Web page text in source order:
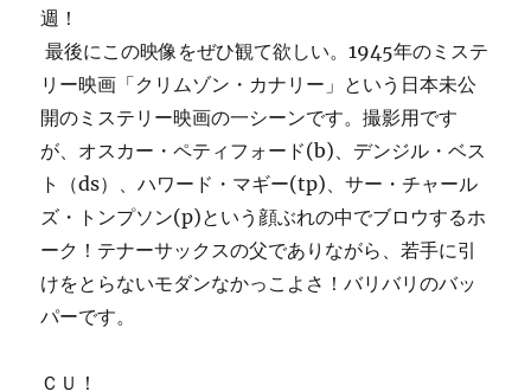
週！
最後にこの映像をぜひ観て欲しい。1945年のミステ
リー映画「クリムゾン・カナリー」という日本未公
開のミステリー映画の一シーンです。撮影用です
が、オスカー・ペティフォード(b)、デンジル・ベス
ト（ds）、ハワード・マギー(tp)、サー・チャール
ズ・トンプソン(p)という顔ぶれの中でブロウするホ
ーク！テナーサックスの父でありながら、若手に引
けをとらないモダンなかっこよさ！バリバリのバッ
パーです。
ＣＵ！